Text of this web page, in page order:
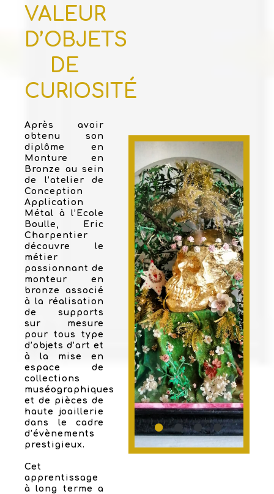
VALEUR
D’OBJETS
DE
CURIOSITÉ
Après avoir
obtenu son
diplôme en
Monture en
Bronze au sein
de l’atelier de
Conception
Application
Métal à l’Ecole
Boulle, Eric
Charpentier
découvre le
métier
passionnant de
monteur en
bronze associé
à la réalisation
de supports
sur mesure
pour tous type
d’objets d’art et
à la mise en
espace de
collections
muséographiques
et de pièces de
haute joaillerie
dans le cadre
d’évènements
prestigieux.
Cet
apprentissage
à long terme a